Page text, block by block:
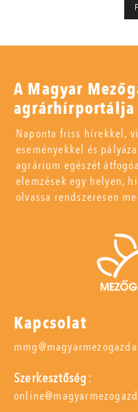
A Magyar
agrárhírportálja
Naponta friss hírekkel,
eseményekkel és
agrárium egészét
elemzések egy helyen,
olvassa rendszeresen
Kapcsolat
Szerkesztőség: